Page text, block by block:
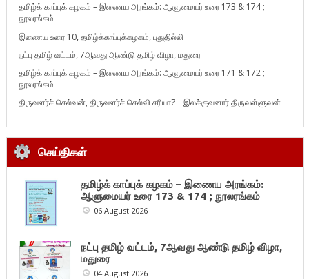
தமிழ்க் காப்புக் கழகம் – இணைய அரங்கம்: ஆளுமையர் உரை 173 & 174 ;
நூலரங்கம்
இணைய உரை 10, தமிழ்க்காப்புக்கழகம், புதுதில்லி
நட்பு தமிழ் வட்டம், 7ஆவது ஆண்டு தமிழ் விழா, மதுரை
தமிழ்க் காப்புக் கழகம் – இணைய அரங்கம்: ஆளுமையர் உரை 171 & 172 ;
நூலரங்கம்
திருவளர்ச் செல்வன், திருவளர்ச் செல்வி சரியா? – இலக்குவனார் திருவள்ளுவன்
செய்திகள்
தமிழ்க் காப்புக் கழகம் – இணைய அரங்கம்:
ஆளுமையர் உரை 173 & 174 ; நூலரங்கம்
06 August 2026
நட்பு தமிழ் வட்டம், 7ஆவது ஆண்டு தமிழ் விழா,
மதுரை
04 August 2026